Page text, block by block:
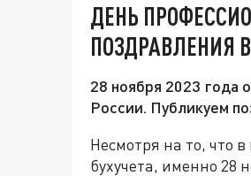
ДЕНЬ
ПОЗДРАВЛЕНИЯ
28 ноября 2023 года
России. Публикуем
Несмотря на то, что
бухучета, именно 28